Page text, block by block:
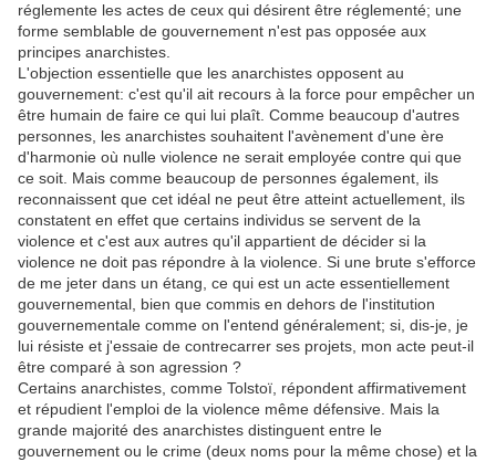
réglemente les actes de ceux qui désirent être réglementé; une
forme semblable de gouvernement n'est pas opposée aux
principes anarchistes.
L'objection essentielle que les anarchistes opposent au
gouvernement: c'est qu'il ait recours à la force pour empêcher un
être humain de faire ce qui lui plaît. Comme beaucoup d'autres
personnes, les anarchistes souhaitent l'avènement d'une ère
d'harmonie où nulle violence ne serait employée contre qui que
ce soit. Mais comme beaucoup de personnes également, ils
reconnaissent que cet idéal ne peut être atteint actuellement, ils
constatent en effet que certains individus se servent de la
violence et c'est aux autres qu'il appartient de décider si la
violence ne doit pas répondre à la violence. Si une brute s'efforce
de me jeter dans un étang, ce qui est un acte essentiellement
gouvernemental, bien que commis en dehors de l'institution
gouvernementale comme on l'entend généralement; si, dis-je, je
lui résiste et j'essaie de contrecarrer ses projets, mon acte peut-il
être comparé à son agression ?
Certains anarchistes, comme Tolstoï, répondent affirmativement
et répudient l'emploi de la violence même défensive. Mais la
grande majorité des anarchistes distinguent entre le
gouvernement ou le crime (deux noms pour la même chose) et la